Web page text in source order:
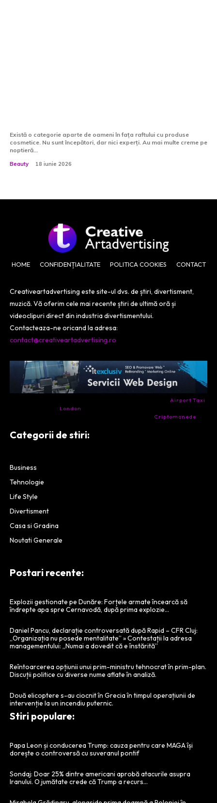
Există o categorie aparte de oameni în fața raftului cu produse
cosmetice. Nu sunt începători, dar nici experți. Au mai multe creme pe
noptieră...
Beauty 18 iunie 2026
HOME CONFIDENȚIALITATE POLITICA COOKIES CONTACT
Creativeartadvertising este site-ul dvs. de știri, divertisment,
muzică. Vă oferim cele mai recente știri de ultimă oră și
videoclipuri direct din industria divertismentului.
Contacteaza-ne oricand la adresa:
contact@creativeartadvertising.ro
Airport Taxi
London
Criptomonede
Categorii de stiri:
Business
Tehnologie
Life Style
Divertisment
Casa si Gradina
Noutati Generale
Postari recente:
Explozii gestionate pe Dunăre: Forțele armate încearcă să
îndrepte apa spre Cernavodă, după prima explozie…
Daniel Pancu, declarație controversată după Rapid – CFR Cluj:
„Organizația nu posede mentalitate” » Contestații la adresa
managementului: „Numai a dovedit că e înstărită”
Reîntoarcerea opțiunii unui prim-ministru tehnocrat în prim-plan.
Discuții politice cu diverse nume aflate în analiză.
Două elicoptere s-au ciocnit în Grecia în timpul operațiunii de
intervenție la un incendiu puternic.
Stiri populare:
Papa Leon și conducerea Trump: cauza pentru care MAGA își
dorește o controversă cu suveranul pontif
Sondaj: Doar 25% dintre americani aprobă atacurile asupra
Iranului. O jumătate crede că Trump a recurs…